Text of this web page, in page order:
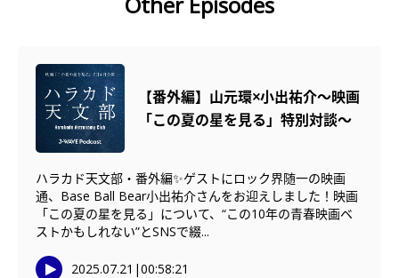
【番外編】山元環×小出祐介〜映画
「この夏の星を見る」特別対談〜
ハラカド天文部・番外編✨ゲストにロック界随一の映画
通、Base Ball Bear小出祐介さんをお迎えしました！映画
「この夏の星を見る」について、“この10年の青春映画ベ
ストかもしれない”とSNSで綴...
2025.07.21 |00:58:21